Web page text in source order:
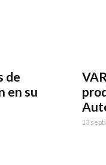
de
en su
13